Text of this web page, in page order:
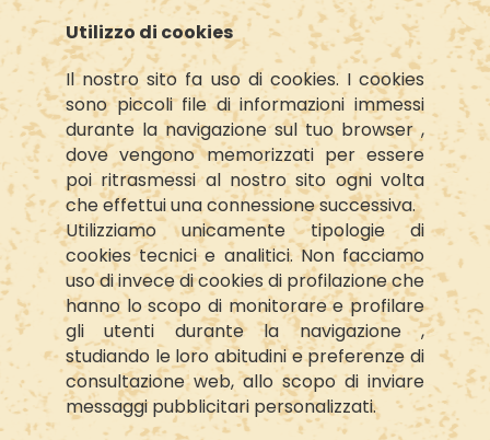
Utilizzo di cookies
Il nostro sito fa uso di cookies. I cookies
sono piccoli file di informazioni immessi
durante la navigazione sul tuo browser ,
dove vengono memorizzati per essere
poi ritrasmessi al nostro sito ogni volta
che effettui una connessione successiva.
Utilizziamo unicamente tipologie di
cookies tecnici e analitici. Non facciamo
uso di invece di cookies di profilazione che
hanno lo scopo di monitorare e profilare
gli utenti durante la navigazione ,
studiando le loro abitudini e preferenze di
consultazione web, allo scopo di inviare
messaggi pubblicitari personalizzati.